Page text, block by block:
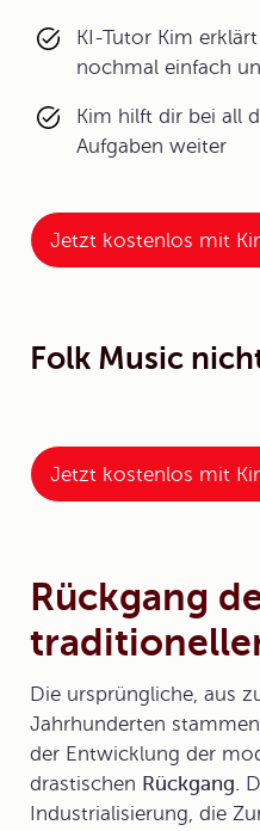
KI-Tutor Kim
nochmal einfach
Kim hilft dir bei all
Aufgaben weiter
Jetzt kostenlos mit
Folk Music
Jetzt kostenlos mit
Rückgang
Die ursprüngliche, aus
Jahrhunderten
der Entwicklung der
drastischen Rückgang.
Industrialisierung, die